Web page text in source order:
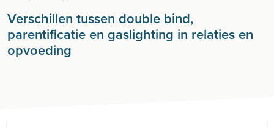
Verschillen tussen double bind,
parentificatie en gaslighting in relaties en
opvoeding